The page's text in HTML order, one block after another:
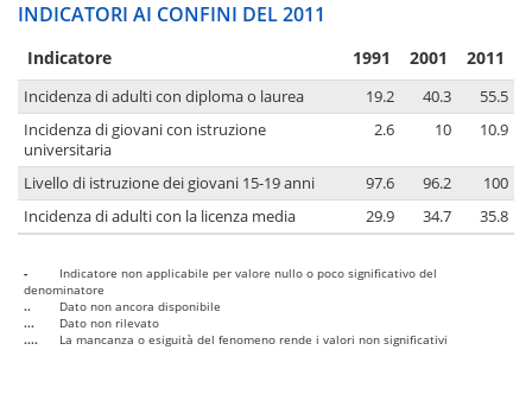
INDICATORI AI CONFINI DEL 2011
Indicatore 1991 2001 2011
Incidenza di adulti con diploma o laurea 19.2 40.3
55.5
Incidenza di giovani con istruzione
universitaria
2.6 10 10.9
Livello di istruzione dei giovani 15-19 anni 97.6 96.2
100
Incidenza di adulti con la licenza media
29.9 34.7 35.8
-
Indicatore non applicabile per valore nullo o poco significativo del
denominatore
..
Dato non ancora disponibile
...
Dato non rilevato
....
La mancanza o esiguità del fenomeno rende i valori non significativi